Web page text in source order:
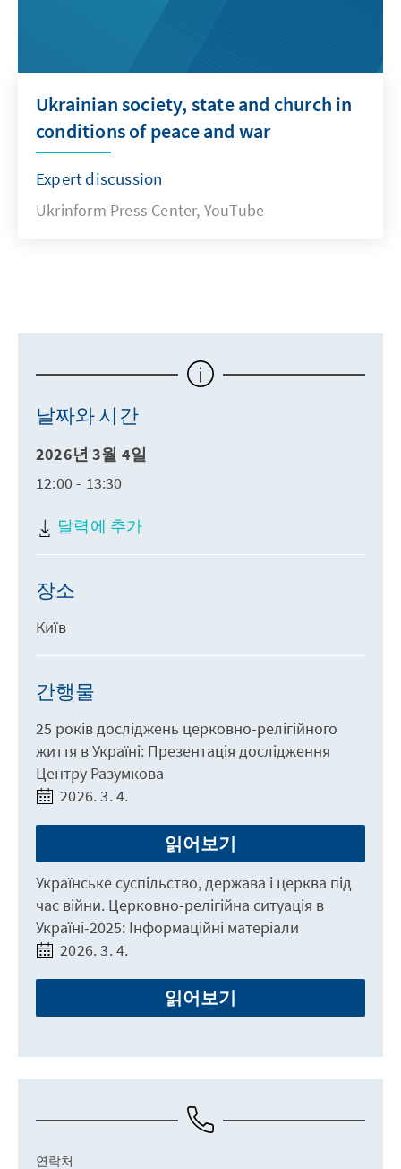
Ukrainian society, state and church in
conditions of peace and war
Expert discussion
Ukrinform Press Center, YouTube
날짜와 시간
2026년 3월 4일
12:00 - 13:30
달력에 추가
장소
Київ
간행물
25 років досліджень церковно-релігійного
життя в Україні: Презентація дослідження
Центру Разумкова
2026. 3. 4.
읽어보기
Українське суспільство, держава і церква під
час війни. Церковно-релігійна ситуація в
Україні-2025: Інформаційні матеріали
2026. 3. 4.
읽어보기
연락처